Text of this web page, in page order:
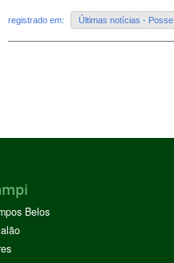
registrado em: Últimas notícias - Posse
Belos